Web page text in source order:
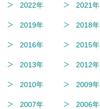
2022年 2021年
2019年 2018年
2016年 2015年
2013年 2012年
2010年 2009年
2007年 2006年